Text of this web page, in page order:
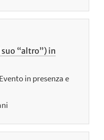
“altro”) in
in presenza e